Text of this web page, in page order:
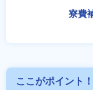
ここがポイント！